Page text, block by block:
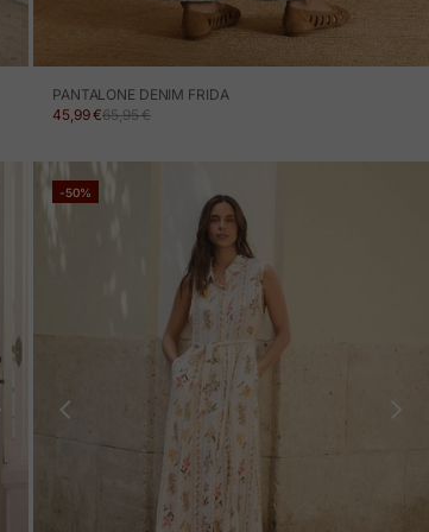
PANTALONE DENIM FRIDA
PREZZO IN OFFERTA
45,99 €PREZZO NORMALE
65,95 €
-50%